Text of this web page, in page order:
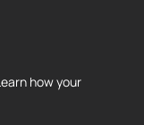
how your